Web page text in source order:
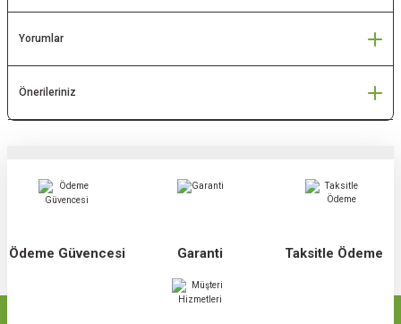
Yorumlar
Önerileriniz
Ödeme Güvencesi Garanti Taksitle Ödeme